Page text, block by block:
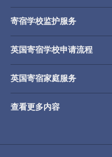
寄宿学校监护服务
英国寄宿学校申请流程
英国寄宿家庭服务
查看更多内容